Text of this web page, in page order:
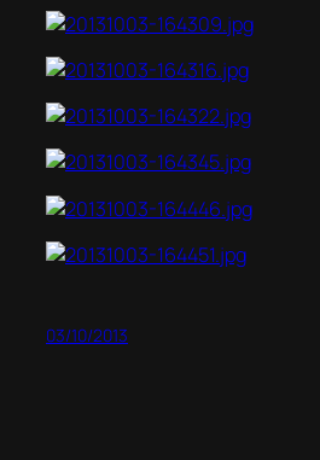
03/10/2013